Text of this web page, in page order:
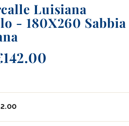
Luisiana
- 180X260 Sabbia